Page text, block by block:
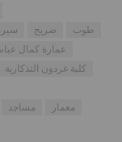
ضريح
طوب
عمارة كمال
كلية غردون التذكارية
مساجد
معمار